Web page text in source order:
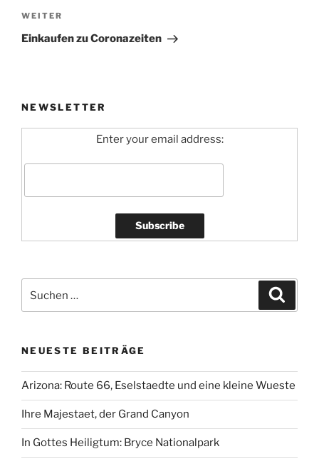
Nächster
Beitrag
WEITER
Einkaufen zu Coronazeiten
NEWSLETTER
Enter your email address:
nach:
NEUESTE BEITRÄGE
Arizona: Route 66, Eselstaedte und eine kleine Wueste
Ihre Majestaet, der Grand Canyon
In Gottes Heiligtum: Bryce Nationalpark